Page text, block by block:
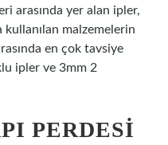
arasında yer alan ipler,
kullanılan malzemelerin
en çok tavsiye
ipler ve 3mm 2
PERDESI